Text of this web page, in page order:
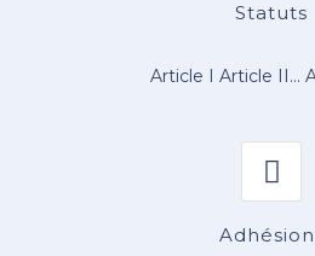
Statuts
Article I Article II…